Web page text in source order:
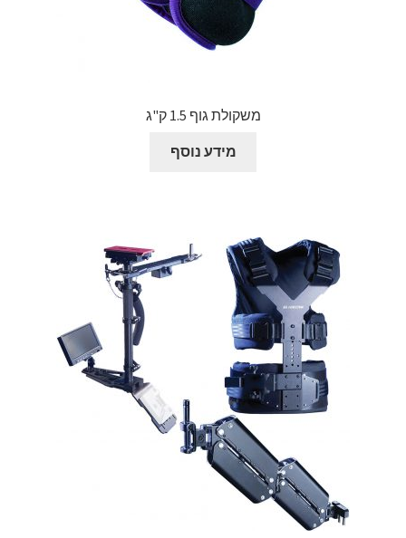
משקולת גוף 1.5 ק"ג
מידע נוסף